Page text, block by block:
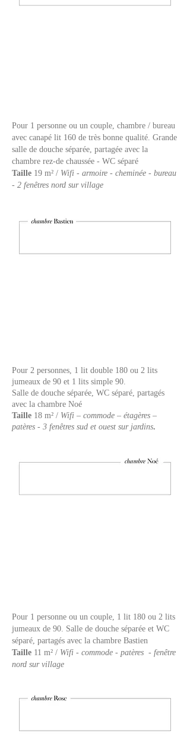
Pour 1 personne ou un couple, chambre / bureau
avec canapé lit 160 de très bonne qualité. Grande
salle de douche séparée, partagée avec la
chambre rez-de chaussée - WC séparé
Taille 19 m² / Wifi - armoire - cheminée - bureau
- 2 fenêtres nord sur village
Pour 2 personnes, 1 lit double 180 ou 2 lits
jumeaux de 90 et 1 lits simple 90.
Salle de douche séparée, WC séparé, partagés
avec la chambre Noé
Taille 18 m² / Wifi – commode – étagères –
patères - 3 fenêtres sud et ouest sur jardins.
Pour 1 personne ou un couple, 1 lit 180 ou 2 lits
jumeaux de 90. Salle de douche séparée et WC
séparé, partagés avec la chambre Bastien
Taille 11 m² / Wifi - commode - patères - fenêtre
nord sur village